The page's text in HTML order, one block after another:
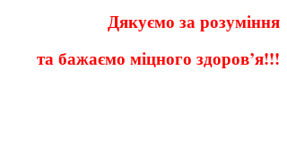
Дякуємо за розуміння
та бажаємо міцного здоров’я!!!